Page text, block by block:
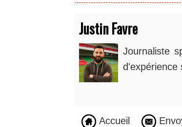
Justin Favre
Journaliste
d'expérience
Accueil